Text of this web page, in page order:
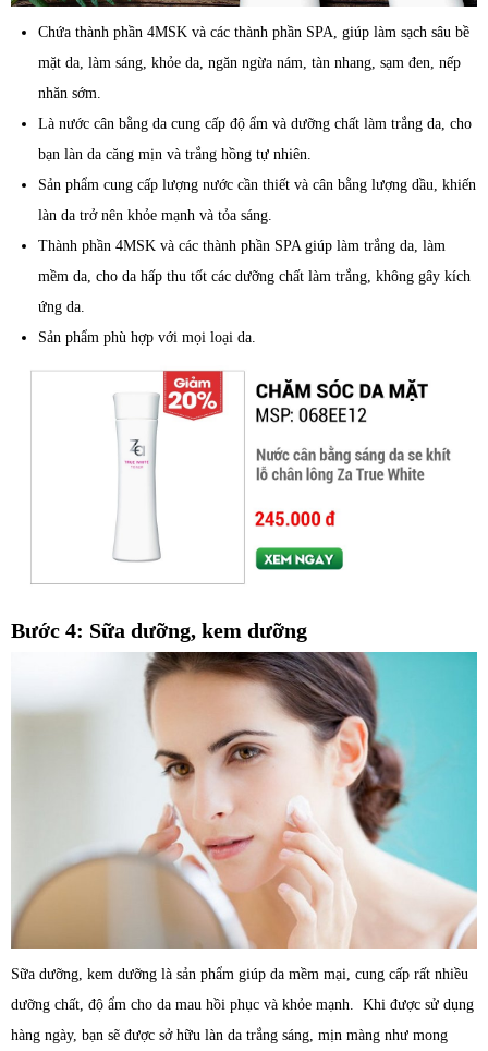
Chứa thành phần 4MSK và các thành phần SPA, giúp làm sạch sâu bề
mặt da, làm sáng, khỏe da, ngăn ngừa nám, tàn nhang, sạm đen, nếp
nhăn sớm.
Là nước cân bằng da cung cấp độ ẩm và dưỡng chất làm trắng da, cho
bạn làn da căng mịn và trắng hồng tự nhiên.
Sản phẩm cung cấp lượng nước cần thiết và cân bằng lượng dầu, khiến
làn da trở nên khỏe mạnh và tỏa sáng.
Thành phần 4MSK và các thành phần SPA giúp làm trắng da, làm
mềm da, cho da hấp thu tốt các dưỡng chất làm trắng, không gây kích
ứng da.
Sản phẩm phù hợp với mọi loại da.
Bước 4: Sữa dưỡng, kem dưỡng
Sữa dưỡng, kem dưỡng là sản phẩm giúp da mềm mại, cung cấp rất nhiều
dưỡng chất, độ ẩm cho da mau hồi phục và khỏe mạnh. Khi được sử dụng
hàng ngày, bạn sẽ được sở hữu làn da trắng sáng, mịn màng như mong